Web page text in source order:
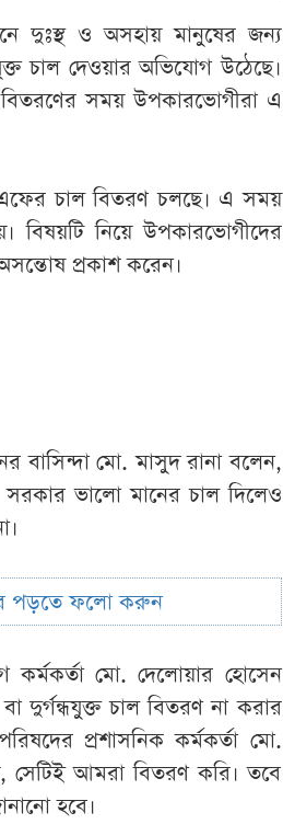
দুঃস্থ ও অসহায় মানুষের জন্য
চাল দেওয়ার অভিযোগ উঠেছে।
সময় উপকারভোগীরা এ
চাল বিতরণ চলছে। এ সময়
বিষয়টি নিয়ে উপকারভোগীদের
প্রকাশ করেন।
বাসিন্দা মো. মাসুদ রানা বলেন,
সরকার ভালো মানের চাল দিলেও
পড়তে ফলো করুন
কর্মকর্তা মো. দেলোয়ার হোসেন
দুর্গন্ধযুক্ত চাল বিতরণ না করার
প্রশাসনিক কর্মকর্তা মো.
সেটিই আমরা বিতরণ করি। তবে
হবে।